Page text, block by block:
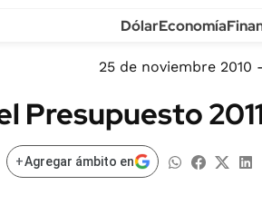
REPORT
TECNOLOGÍA
MÉXICO
MUNDO
DólarEconomía
25 de noviembre 2010
Presupuesto
+Agregar ámbito en